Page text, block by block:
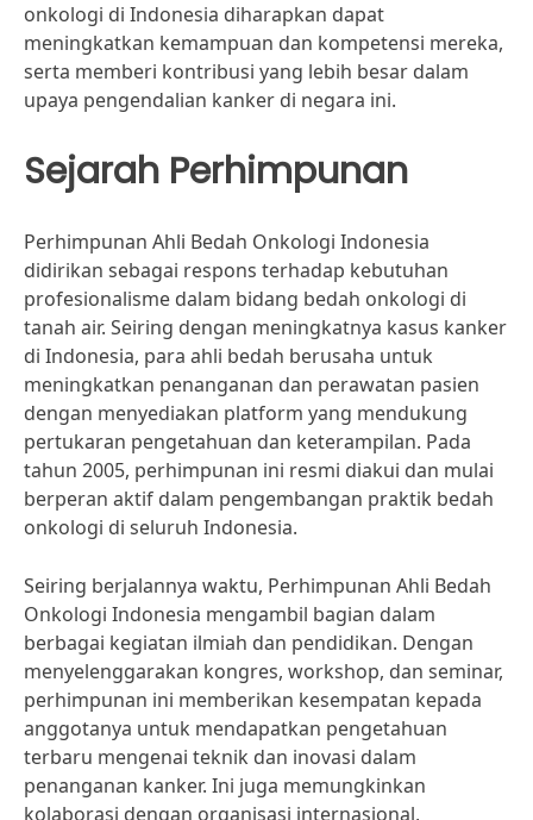
onkologi di Indonesia diharapkan dapat
meningkatkan kemampuan dan kompetensi mereka,
serta memberi kontribusi yang lebih besar dalam
upaya pengendalian kanker di negara ini.
Sejarah Perhimpunan
Perhimpunan Ahli Bedah Onkologi Indonesia
didirikan sebagai respons terhadap kebutuhan
profesionalisme dalam bidang bedah onkologi di
tanah air. Seiring dengan meningkatnya kasus kanker
di Indonesia, para ahli bedah berusaha untuk
meningkatkan penanganan dan perawatan pasien
dengan menyediakan platform yang mendukung
pertukaran pengetahuan dan keterampilan. Pada
tahun 2005, perhimpunan ini resmi diakui dan mulai
berperan aktif dalam pengembangan praktik bedah
onkologi di seluruh Indonesia.
Seiring berjalannya waktu, Perhimpunan Ahli Bedah
Onkologi Indonesia mengambil bagian dalam
berbagai kegiatan ilmiah dan pendidikan. Dengan
menyelenggarakan kongres, workshop, dan seminar,
perhimpunan ini memberikan kesempatan kepada
anggotanya untuk mendapatkan pengetahuan
terbaru mengenai teknik dan inovasi dalam
penanganan kanker. Ini juga memungkinkan
kolaborasi dengan organisasi internasional,